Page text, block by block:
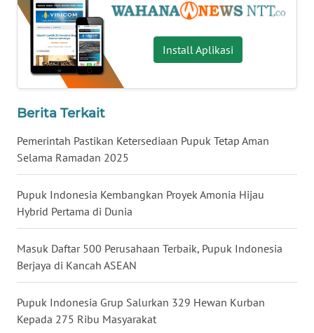
Install Aplikasi
Berita Terkait
Pemerintah Pastikan Ketersediaan Pupuk Tetap Aman
Selama Ramadan 2025
Pupuk Indonesia Kembangkan Proyek Amonia Hijau
Hybrid Pertama di Dunia
Masuk Daftar 500 Perusahaan Terbaik, Pupuk Indonesia
Berjaya di Kancah ASEAN
Pupuk Indonesia Grup Salurkan 329 Hewan Kurban
Kepada 275 Ribu Masyarakat
WN
LAMPUNG
WN
JATENG
WN
WN
JOGJA
WN
JATIM
WN
BALI
WN